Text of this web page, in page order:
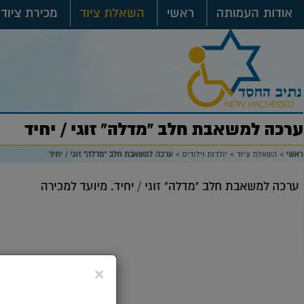
אודות העמותה ראשי השאלת ציוד מכירת ציוד
ערכה למשאבת חלב "מדלה" זוגי / יחיד
ראשי > השאלת ציוד > יולדות וילודים > ערכה למשאבת חלב "מדלה" זוגי / יחיד
ערכה למשאבת חלב "מדלה" זוגי / יחיד. מיועד למכירה
×